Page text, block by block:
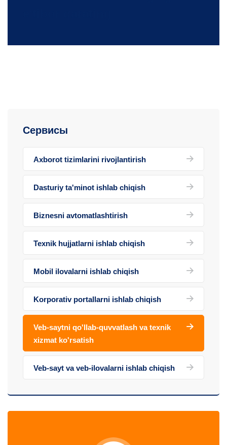
Сервисы
Axborot tizimlarini rivojlantirish
Dasturiy ta'minot ishlab chiqish
Biznesni avtomatlashtirish
Texnik hujjatlarni ishlab chiqish
Mobil ilovalarni ishlab chiqish
Korporativ portallarni ishlab chiqish
Veb-saytni qo'llab-quvvatlash va texnik
xizmat ko'rsatish
Veb-sayt va veb-ilovalarni ishlab chiqish